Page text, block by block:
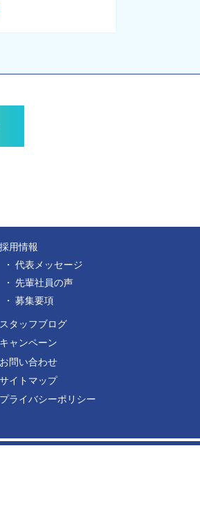
採用情報
代表メッセージ
先輩社員の声
募集要項
スタッフブログ
キャンペーン
お問い合わせ
サイトマップ
プライバシーポリシー